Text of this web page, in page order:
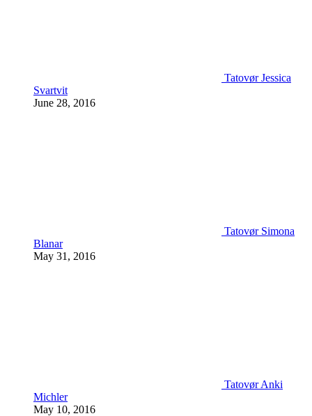
Tatovør Jessica
Svartvit
June 28, 2016
Tatovør Simona
Blanar
May 31, 2016
Tatovør Anki
Michler
May 10, 2016